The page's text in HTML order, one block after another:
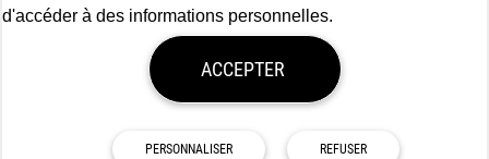
Mentions légales
Politique de confidentialité
d'accéder à des informations personnelles.
ACCEPTER
PERSONNALISER REFUSER